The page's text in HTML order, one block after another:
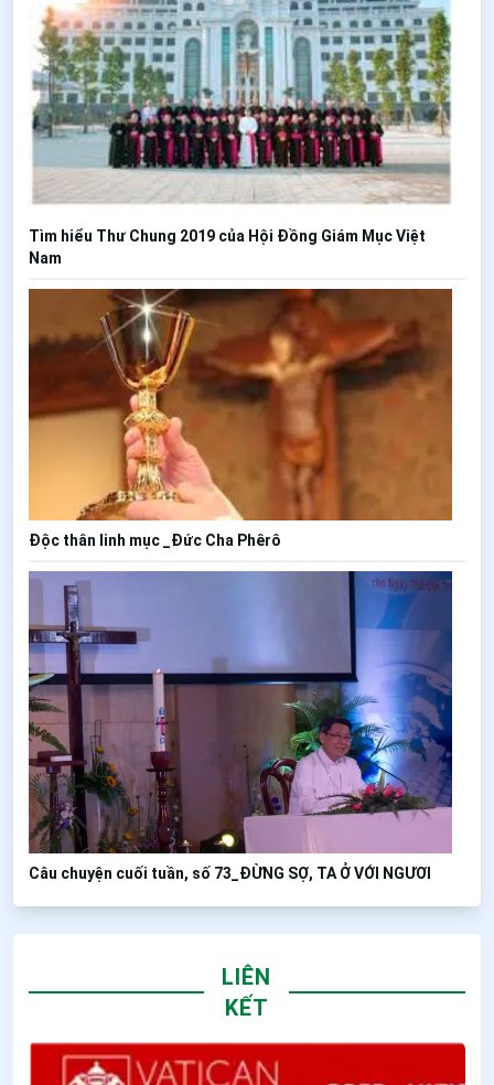
Tìm hiểu Thư Chung 2019 của Hội Đồng Giám Mục Việt
Nam
Độc thân linh mục _Đức Cha Phêrô
Câu chuyện cuối tuần, số 73_ĐỪNG SỢ, TA Ở VỚI NGƯƠI
LIÊN
KẾT